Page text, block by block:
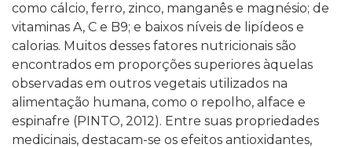
como cálcio, ferro, zinco, manganês e magnésio; de
vitaminas A, C e B9; e baixos níveis de lipídeos e
calorias. Muitos desses fatores nutricionais são
encontrados em proporções superiores àquelas
observadas em outros vegetais utilizados na
alimentação humana, como o repolho, alface e
espinafre (PINTO, 2012). Entre suas propriedades
medicinais, destacam-se os efeitos antioxidantes,